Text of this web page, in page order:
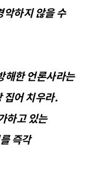
악하지 않을 수
해한 언론사라는
집어 치우라.
하고 있는
즉각